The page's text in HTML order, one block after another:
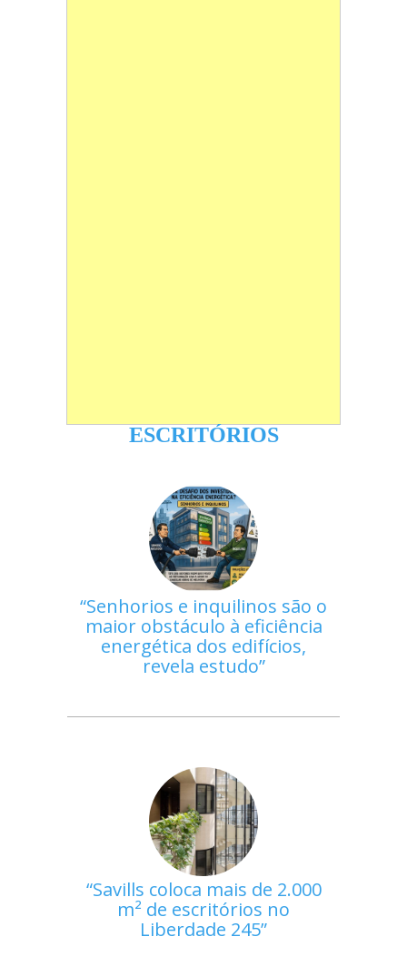
ESCRITÓRIOS
Senhorios e inquilinos são o
maior obstáculo à eficiência
energética dos edifícios,
revela estudo
Savills coloca mais de 2.000
m² de escritórios no
Liberdade 245